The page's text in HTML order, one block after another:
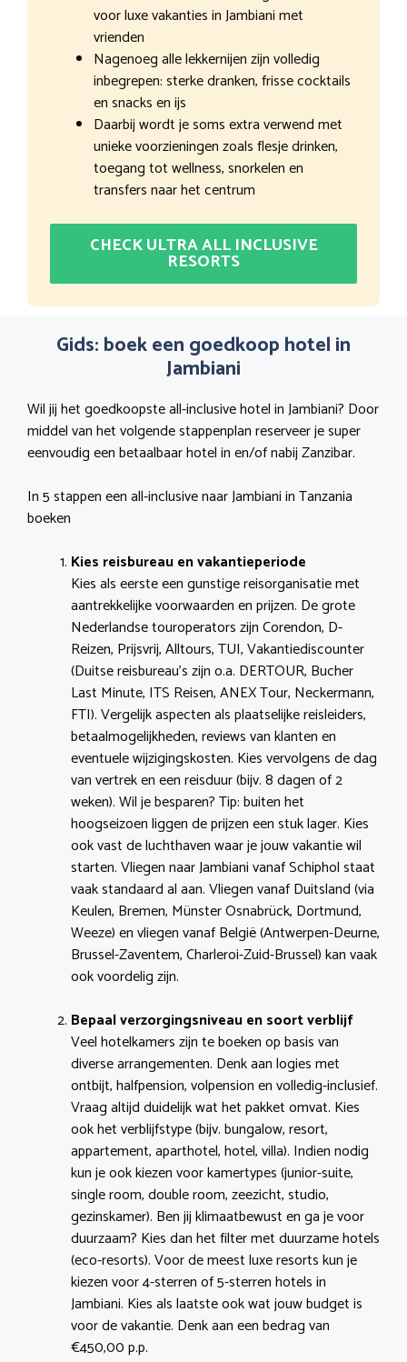
voor luxe vakanties in Jambiani met
vrienden
Nagenoeg alle lekkernijen zijn volledig
inbegrepen: sterke dranken, frisse cocktails
en snacks en ijs
Daarbij wordt je soms extra verwend met
unieke voorzieningen zoals flesje drinken,
toegang tot wellness, snorkelen en
transfers naar het centrum
CHECK ULTRA ALL INCLUSIVE
RESORTS
Gids: boek een goedkoop hotel in
Jambiani
Wil jij het goedkoopste all-inclusive hotel in Jambiani? Door
middel van het volgende stappenplan reserveer je super
eenvoudig een betaalbaar hotel in en/of nabij Zanzibar.
In 5 stappen een all-inclusive naar Jambiani in Tanzania
boeken
Kies reisbureau en vakantieperiode
Kies als eerste een gunstige reisorganisatie met
aantrekkelijke voorwaarden en prijzen. De grote
Nederlandse touroperators zijn Corendon, D-
Reizen, Prijsvrij, Alltours, TUI, Vakantiediscounter
(Duitse reisbureau’s zijn o.a. DERTOUR, Bucher
Last Minute, ITS Reisen, ANEX Tour, Neckermann,
FTI). Vergelijk aspecten als plaatselijke reisleiders,
betaalmogelijkheden, reviews van klanten en
eventuele wijzigingskosten. Kies vervolgens de dag
van vertrek en een reisduur (bijv. 8 dagen of 2
weken). Wil je besparen? Tip: buiten het
hoogseizoen liggen de prijzen een stuk lager. Kies
ook vast de luchthaven waar je jouw vakantie wil
starten. Vliegen naar Jambiani vanaf Schiphol staat
vaak standaard al aan. Vliegen vanaf Duitsland (via
Keulen, Bremen, Münster Osnabrück, Dortmund,
Weeze) en vliegen vanaf België (Antwerpen-Deurne,
Brussel-Zaventem, Charleroi-Zuid-Brussel) kan vaak
ook voordelig zijn.
Bepaal verzorgingsniveau en soort verblijf
Veel hotelkamers zijn te boeken op basis van
diverse arrangementen. Denk aan logies met
ontbijt, halfpension, volpension en volledig-inclusief.
Vraag altijd duidelijk wat het pakket omvat. Kies
ook het verblijfstype (bijv. bungalow, resort,
appartement, aparthotel, hotel, villa). Indien nodig
kun je ook kiezen voor kamertypes (junior-suite,
single room, double room, zeezicht, studio,
gezinskamer). Ben jij klimaatbewust en ga je voor
duurzaam? Kies dan het filter met duurzame hotels
(eco-resorts). Voor de meest luxe resorts kun je
kiezen voor 4-sterren of 5-sterren hotels in
Jambiani. Kies als laatste ook wat jouw budget is
voor de vakantie. Denk aan een bedrag van
€450,00 p.p.